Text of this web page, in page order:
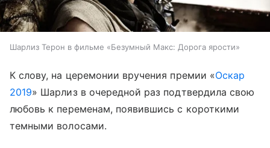
Шарлиз Терон в фильме «Безумный Макс: Дорога ярости»
К слову, на церемонии вручения премии «Оскар
2019» Шарлиз в очередной раз подтвердила свою
любовь к переменам, появившись с короткими
темными волосами.